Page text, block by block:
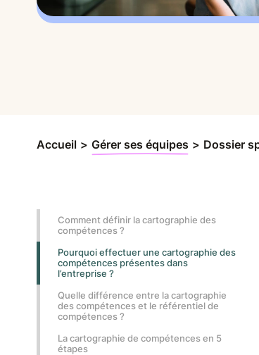
Accueil > Gérer ses équipes > Dossier
Comment définir la cartographie des
compétences ?
Pourquoi effectuer une cartographie des
compétences présentes dans
l’entreprise ?
Quelle différence entre la cartographie
des compétences et le référentiel de
compétences ?
La cartographie de compétences en 5
étapes